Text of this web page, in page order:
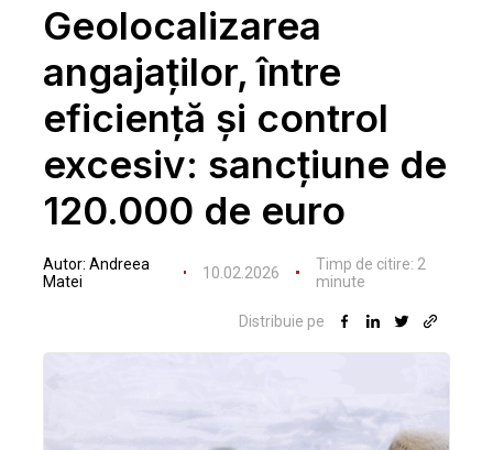
Geolocalizarea
angajaților, între
eficiență și control
excesiv: sancțiune de
120.000 de euro
Autor: Andreea
Matei
10.02.2026 Timp de citire: 2
minute
Distribuie pe